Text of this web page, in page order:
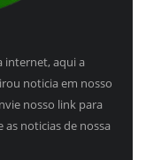
internet, aqui a
noticia em nosso
nosso link para
noticias de nossa